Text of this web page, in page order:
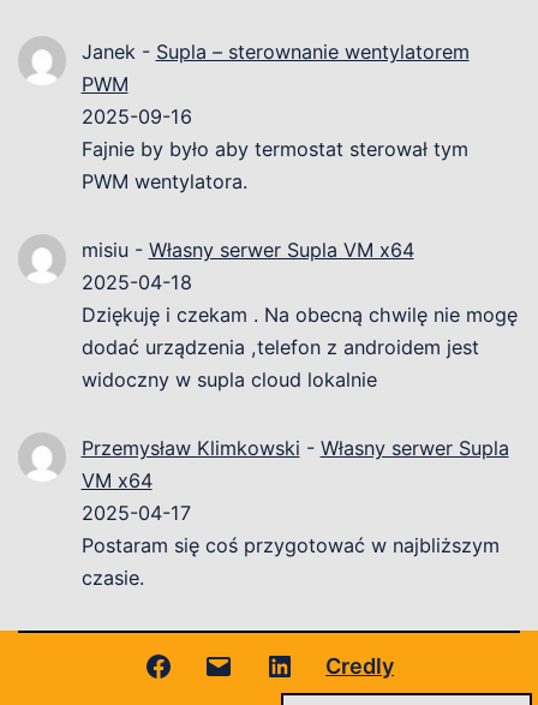
Janek- Supla – sterownanie wentylatorem
PWM
2025-09-16
Fajnie by było aby termostat sterował tym
PWM wentylatora.
misiu- Własny serwer Supla VM x64
2025-04-18
Dziękuję i czekam . Na obecną chwilę nie mogę
dodać urządzenia ,telefon z androidem jest
widoczny w supla cloud lokalnie
Przemysław Klimkowski - Własny serwer Supla
VM x64
2025-04-17
Postaram się coś przygotować w najbliższym
czasie.
Facebook
Adres LinkedIn
Credly